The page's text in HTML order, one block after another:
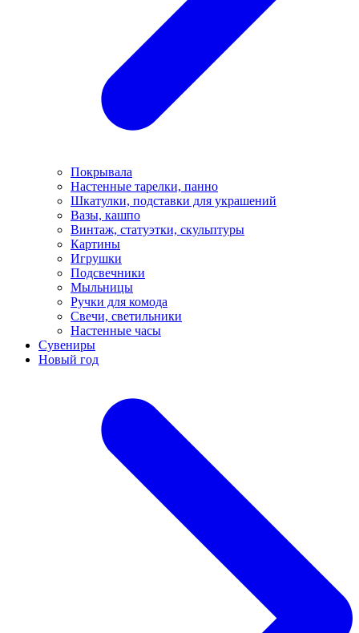
Покрывала
Настенные тарелки, панно
Шкатулки, подставки для украшений
Вазы, кашпо
Винтаж, статуэтки, скульптуры
Картины
Игрушки
Подсвечники
Мыльницы
Ручки для комода
Свечи, светильники
Настенные часы
Сувениры
Новый год